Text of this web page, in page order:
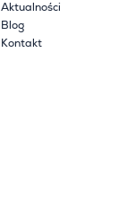
Aktualności
Blog
Kontakt